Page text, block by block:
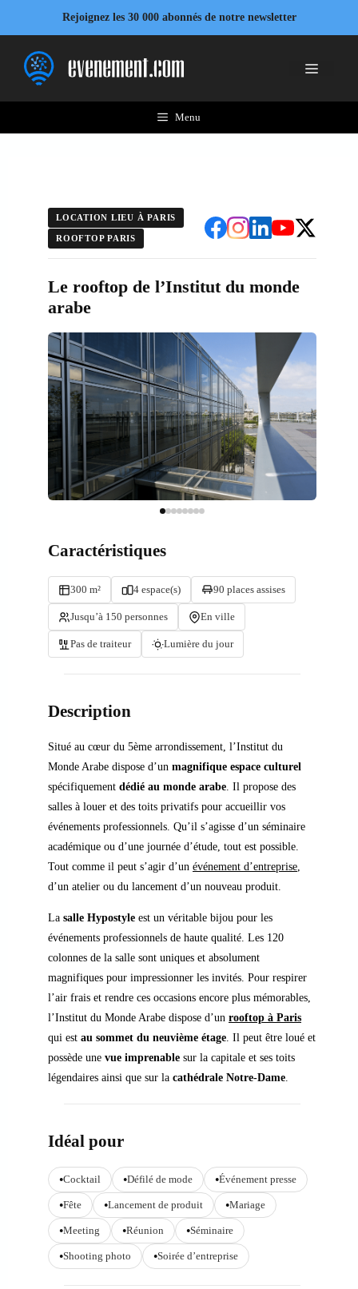
contenu
Rejoignez les 30 000 abonnés de notre newsletter
Menu
Menu
LOCATION LIEU À PARIS
ROOFTOP PARIS
Le rooftop de l’Institut du monde
arabe
Caractéristiques
300 m² 4 espace(s) 90 places assises
Jusqu’à 150 personnes En ville
Pas de traiteur Lumière du jour
Description
Situé au cœur du 5ème arrondissement, l’Institut du
Monde Arabe dispose d’un magnifique espace culturel
spécifiquement dédié au monde arabe. Il propose des
salles à louer et des toits privatifs pour accueillir vos
événements professionnels. Qu’il s’agisse d’un séminaire
académique ou d’une journée d’étude, tout est possible.
Tout comme il peut s’agir d’un événement d’entreprise,
d’un atelier ou du lancement d’un nouveau produit.
La salle Hypostyle est un véritable bijou pour les
événements professionnels de haute qualité. Les 120
colonnes de la salle sont uniques et absolument
magnifiques pour impressionner les invités. Pour respirer
l’air frais et rendre ces occasions encore plus mémorables,
l’Institut du Monde Arabe dispose d’un rooftop à Paris
qui est au sommet du neuvième étage. Il peut être loué et
possède une vue imprenable sur la capitale et ses toits
légendaires ainsi que sur la cathédrale Notre-Dame.
Idéal pour
Cocktail Défilé de mode Événement presse
Fête Lancement de produit Mariage
Meeting Réunion Séminaire
Shooting photo Soirée d’entreprise